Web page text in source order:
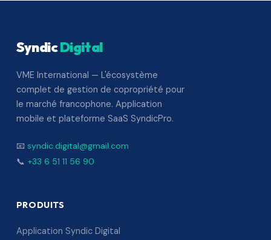
SyndicDigital
VME International — L'écosystème
complet de gestion de copropriété pour
le marché francophone. Application
mobile et plateforme SaaS SyndicPro.
📧 syndic.digital@gmail.com
📞 +33 6 51 11 56 90
PRODUITS
Application Syndic Digital